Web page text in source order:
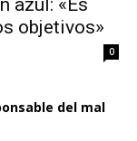
azul: «Es
objetivos»
0
del mal